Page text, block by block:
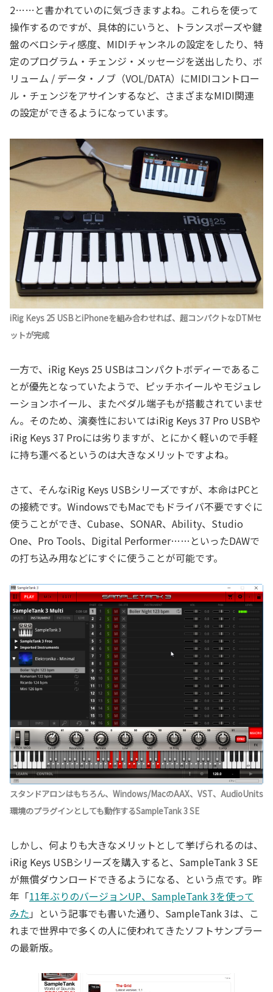
2……と書かれていのに気づきますよね。これらを使って
操作するのですが、具体的にいうと、トランスポーズや鍵
盤のベロシティ感度、MIDIチャンネルの設定をしたり、特
定のプログラム・チェンジ・メッセージを送出したり、ボ
リューム / データ・ノブ（VOL/DATA）にMIDIコントロー
ル・チェンジをアサインするなど、さまざまなMIDI関連
の設定ができるようになっています。
iRig Keys 25 USBとiPhoneを組み合わせれば、超コンパクトなDTMセ
ットが完成
一方で、iRig Keys 25 USBはコンパクトボディーであるこ
とが優先となっていたようで、ピッチホイールやモジュレ
ーションホイール、またペダル端子もが搭載されていませ
ん。そのため、演奏性においてはiRig Keys 37 Pro USBや
iRig Keys 37 Proには劣りますが、とにかく軽いので手軽
に持ち運べるというのは大きなメリットですよね。
さて、そんなiRig Keys USBシリーズですが、本命はPCと
の接続です。WindowsでもMacでもドライバ不要ですぐに
使うことができ、Cubase、SONAR、Ability、Studio
One、Pro Tools、Digital Performer……といったDAWで
の打ち込み用などにすぐに使うことが可能です。
スタンドアロンはもちろん、Windows/MacのAAX、VST、AudioUnits
環境のプラグインとしても動作するSampleTank 3 SE
しかし、何よりも大きなメリットとして挙げられるのは、
iRig Keys USBシリーズを購入すると、SampleTank 3 SE
が無償ダウンロードできるようになる、という点です。昨
年「11年ぶりのバージョンUP、SampleTank 3を使って
みた 」という記事でも書いた通り、SampleTank 3は、こ
れまで世界中で多くの人に使われてきたソフトサンプラー
の最新版。